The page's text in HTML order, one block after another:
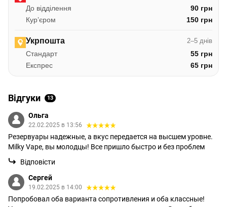
До відділення
90 грн
Курʼєром
150 грн
Укрпошта 2–5 днів
Стандарт
55 грн
Експрес
65 грн
Відгуки 13
Ольга
22.02.2025 в 13:56
Резервуары надежные, а вкус передается на высшем уровне.
Milky Vape, вы молодцы! Все пришло быстро и без проблем
Відповісти
Сергей
19.02.2025 в 14:00
Попробовал оба варианта сопротивления и оба классные!